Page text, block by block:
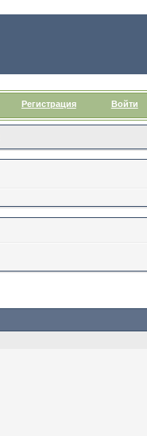
Регистрация Войти